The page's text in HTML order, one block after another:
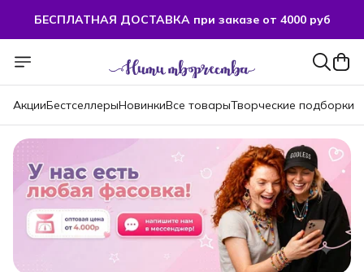
БЕСПЛАТНАЯ ДОСТАВКА при заказе от 4000 руб
АкцииБестселлерыНовинкиВсе товарыТворческие подборки